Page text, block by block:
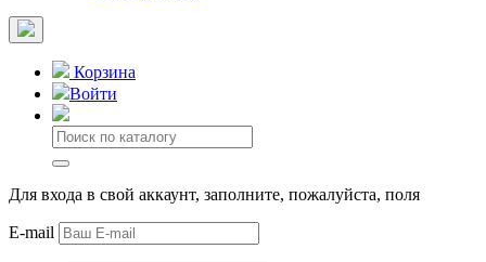
Корзина
Войти
Для входа в свой аккаунт, заполните, пожалуйста, поля
E-mail